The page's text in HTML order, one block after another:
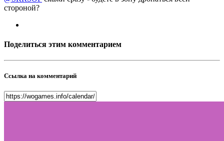
стороной?
Поделиться этим комментарием
Ссылка на комментарий